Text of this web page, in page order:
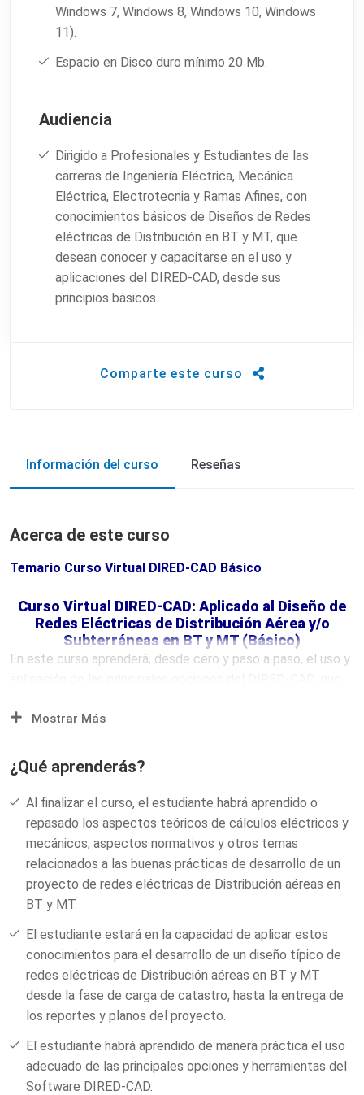
Información del curso Reseñas
Acerca de este curso
Temario Curso Virtual DIRED-CAD Básico
Curso Virtual DIRED-CAD: Aplicado al Diseño de
Redes Eléctricas de Distribución Aérea y/o
Subterráneas en BT y MT (Básico)
En este curso aprenderá, desde cero y paso a paso, el uso y
de distribución eléctricas en BT y MT, desde la fase de
gráfico del DIRED-CAD, reconocer las bases de datos de
materiales, selección y personalización de configuraciones,
ingreso del plano catastral o plano de Lotización,
configuraciones básicas, definición de los circuitos en BT y
MT, reportes de cálculos y planillas de estructuras y
reporte de los planos del proyecto.
Mostrar Más
¿Qué aprenderás?
Al finalizar el curso, el estudiante habrá aprendido o
repasado los aspectos teóricos de cálculos eléctricos y
mecánicos, aspectos normativos y otros temas
relacionados a las buenas prácticas de desarrollo de un
proyecto de redes eléctricas de Distribución aéreas en
BT y MT.
El estudiante estará en la capacidad de aplicar estos
conocimientos para el desarrollo de un diseño típico de
redes eléctricas de Distribución aéreas en BT y MT
desde la fase de carga de catastro, hasta la entrega de
los reportes y planos del proyecto.
El estudiante habrá aprendido de manera práctica el uso
adecuado de las principales opciones y herramientas del
Software DIRED-CAD.
Windows 7, Windows 8, Windows 10, Windows
11).
Espacio en Disco duro mínimo 20 Mb.
Audiencia
Dirigido a Profesionales y Estudiantes de las
carreras de Ingeniería Eléctrica, Mecánica
Eléctrica, Electrotecnia y Ramas Afines, con
conocimientos básicos de Diseños de Redes
eléctricas de Distribución en BT y MT, que
desean conocer y capacitarse en el uso y
aplicaciones del DIRED-CAD, desde sus
principios básicos.
Comparte este curso